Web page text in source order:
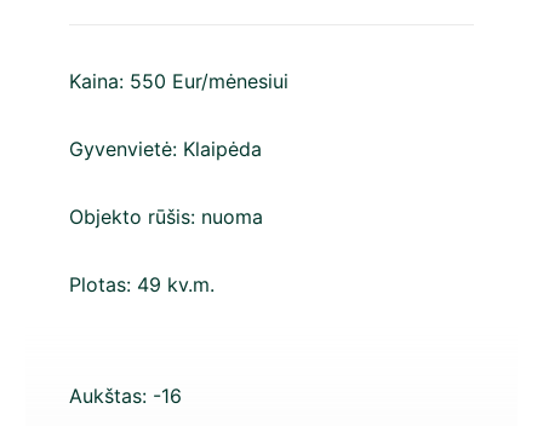
Kaina: 550 Eur/mėnesiui
Gyvenvietė: Klaipėda
Objekto rūšis: nuoma
Plotas: 49 kv.m.
Aukštas: -16